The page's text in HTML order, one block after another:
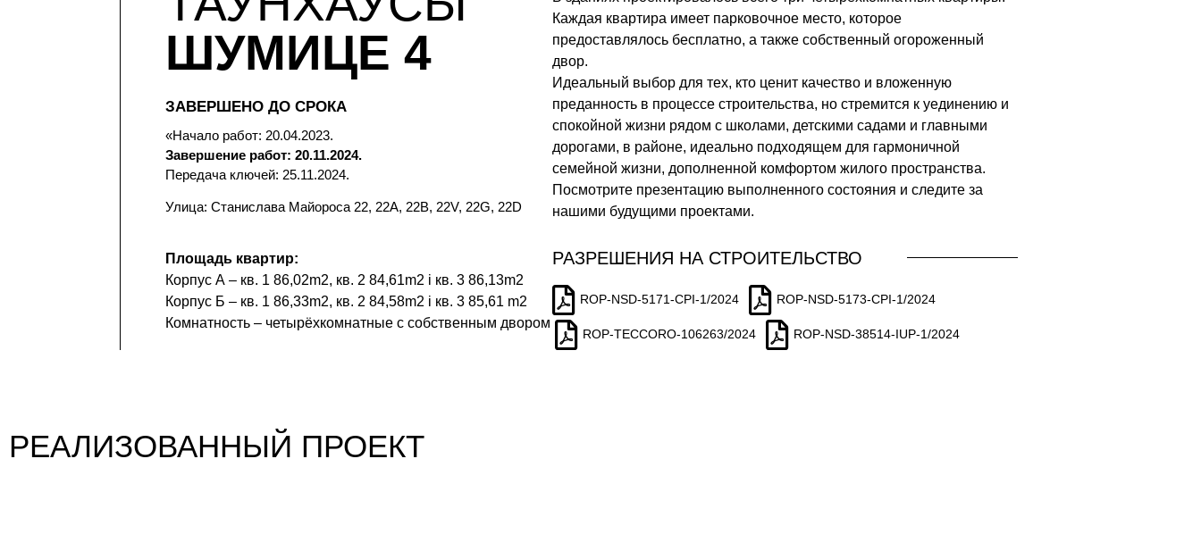
ШУМИЦЕ 4
ЗАВЕРШЕНО ДО СРОКА
«Начало работ: 20.04.2023.
Завершение работ: 20.11.2024.
Передача ключей: 25.11.2024.
Улица: Станислава Майороса 22, 22A, 22B, 22V, 22G, 22D
Площадь квартир:
Корпус А – кв. 1 86,02m2, кв. 2 84,61m2 i кв. 3 86,13m2
Корпус Б – кв. 1 86,33m2, кв. 2 84,58m2 i кв. 3 85,61 m2
Комнатность – четырёхкомнатные с собственным двором
Каждая квартира имеет парковочное место, которое
предоставлялось бесплатно, а также собственный огороженный
двор.
Идеальный выбор для тех, кто ценит качество и вложенную
преданность в процессе строительства, но стремится к уединению и
спокойной жизни рядом с школами, детскими садами и главными
дорогами, в районе, идеально подходящем для гармоничной
семейной жизни, дополненной комфортом жилого пространства.
Посмотрите презентацию выполненного состояния и следите за
нашими будущими проектами.
РАЗРЕШЕНИЯ НА СТРОИТЕЛЬСТВО
ROP-NSD-5171-CPI-1/2024 ROP-NSD-5173-CPI-1/2024
ROP-TECCORO-106263/2024 ROP-NSD-38514-IUP-1/2024
РЕАЛИЗОВАННЫЙ ПРОЕКТ